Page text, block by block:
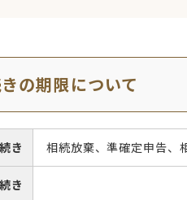
の期限について
き 相続放棄、準確定申告、
き